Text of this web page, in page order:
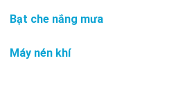
Bạt che nắng mưa
Máy nén khí